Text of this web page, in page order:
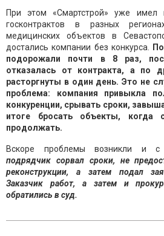
При этом «Смартстрой» уже имел
госконтрактов в разных
медицинских объектов в
достались компании без конкурса.
подорожали почти в 8 раз,
отказалась от контракта, а по
расторгнуты в один день. Это не
проблема: компания привыкла
конкуренции, срывать сроки,
итоге бросать объекты, когда
продолжать.
Вскоре проблемы возникли и с
подрядчик сорвал сроки, не
реконструкции, а затем подал
Заказчик работ, а затем и
обратились в суд.